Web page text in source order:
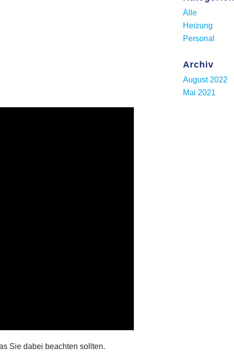
Sie dabei beachten sollten.
Alle
Heizung
Personal
Archiv
August 2022
Mai 2021